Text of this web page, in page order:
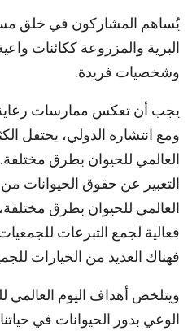
يُساهم المشاركون في خلق
البرية والمزروعة ككائنات
وشخصيات فريدة.
يجب أن تعكس ممارسات رعاية
ومع انتشاره الدولي، يحتفل
العالمي للحيوان بطرق
التعبير عن حقوق الحيوانات من
العالمي للحيوان بطرق
فعالية لجمع التبرعات
فهناك العديد من الخيارات
ويتلخص أهداف اليوم العالمي
الوعي بدور الحيوانات في